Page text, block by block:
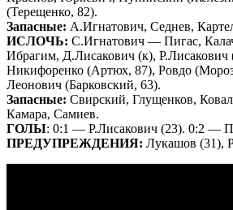
(Терещенко, 82).
Запасные: А.Игнатович, Седнев,
ИСЛОЧЬ: С.Игнатович — Пигас,
Ибрагим, Д.Лисакович (к), Р.Лисакович
Никифоренко (Артюх, 87), Ровдо
Леонович (Барковский, 63).
Запасные: Свирский, Глущенков,
Камара, Самиев.
ГОЛЫ: 0:1 — Р.Лисакович (23). 0:2 —
ПРЕДУПРЕЖДЕНИЯ: Лукашов (31),